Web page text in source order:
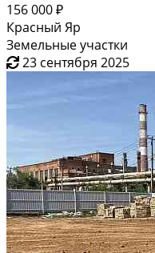
156 000 ₽
Красный Яр
Земельные участки
23 сентября 2025